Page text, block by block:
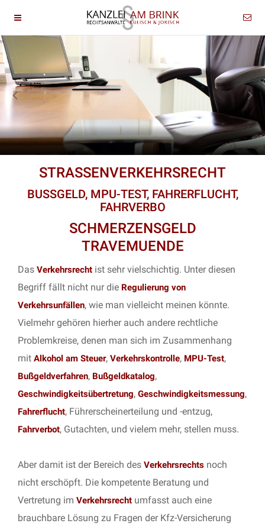
STRASSENVERKEHRSRECHT
BUSSGELD, MPU-TEST, FAHRERFLUCHT,
FAHRVERBO
SCHMERZENSGELD
TRAVEMUENDE
Das Verkehrsrecht ist sehr vielschichtig. Unter diesen
Begriff fällt nicht nur die Regulierung von
Verkehrsunfällen, wie man vielleicht meinen könnte.
Vielmehr gehören hierher auch andere rechtliche
Problemkreise, denen man sich im Zusammenhang
mit Alkohol am Steuer, Verkehrskontrolle, MPU-Test,
Bußgeldverfahren, Bußgeldkatalog,
Geschwindigkeitsübertretung, Geschwindigkeitsmessung,
Fahrerflucht, Führerscheinerteilung und -entzug,
Fahrverbot, Gutachten, und vielem mehr, stellen muss.
Aber damit ist der Bereich des Verkehrsrechts noch
nicht erschöpft. Die kompetente Beratung und
Vertretung im Verkehrsrecht umfasst auch eine
brauchbare Lösung zu Fragen der Kfz-Versicherung